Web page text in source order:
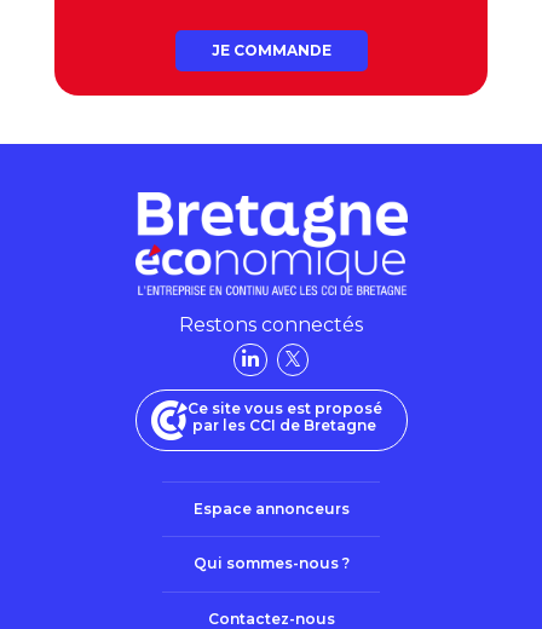
JE COMMANDE
Restons connectés
Ce site vous est proposé
par les CCI de Bretagne
Espace annonceurs
Qui sommes-nous ?
Contactez-nous